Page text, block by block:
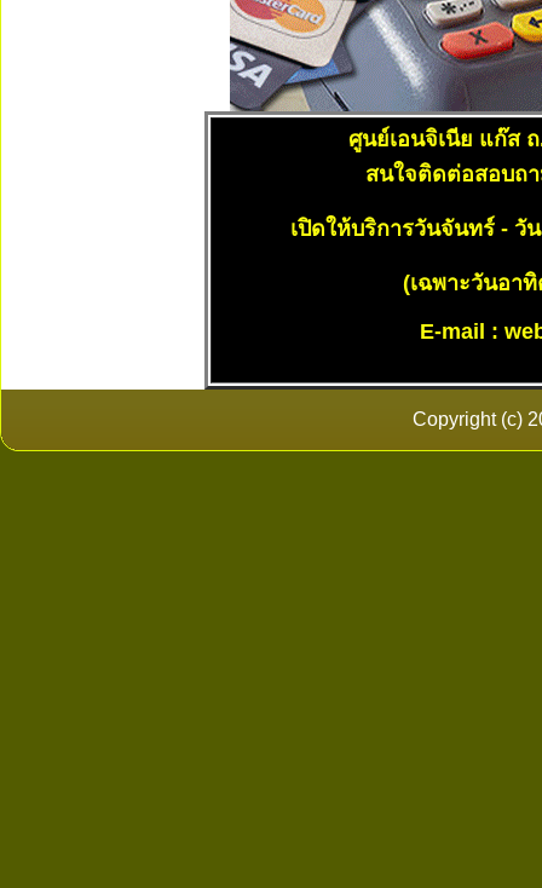
ศูนย์เอนจิเนีย แก๊ส
สนใจติดต่อสอบถา
เปิดให้บริการวันจันทร์ - วั
(เฉพาะวันอา
E-mail :
Copyright (c)